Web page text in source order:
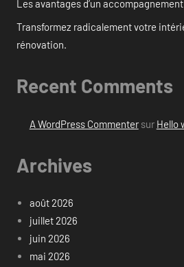
Les avantages d’un
Transformez radicalement votre
rénovation.
Recent Comments
A WordPress Commentersur Hello
Archives
août 2026
juillet 2026
juin 2026
mai 2026